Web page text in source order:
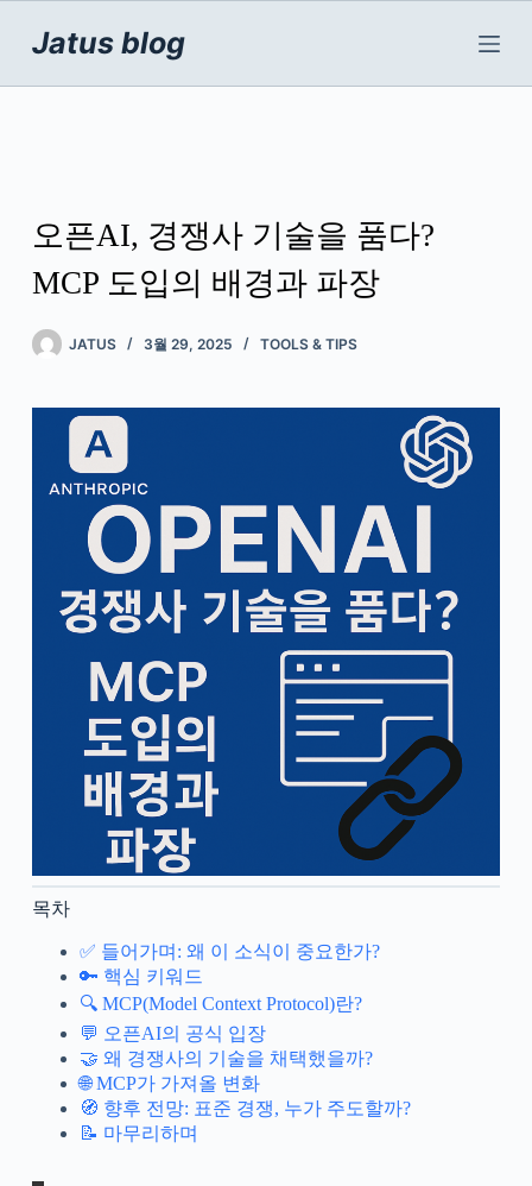
로
Jatus blog
오픈AI, 경쟁사 기술을 품다?
MCP 도입의 배경과 파장
JATUS 3월 29, 2025 TOOLS & TIPS
목차
✅ 들어가며: 왜 이 소식이 중요한가?
🔑 핵심 키워드
🔍 MCP(Model Context Protocol)란?
💬 오픈AI의 공식 입장
🤝 왜 경쟁사의 기술을 채택했을까?
🌐 MCP가 가져올 변화
🧭 향후 전망: 표준 경쟁, 누가 주도할까?
📝 마무리하며